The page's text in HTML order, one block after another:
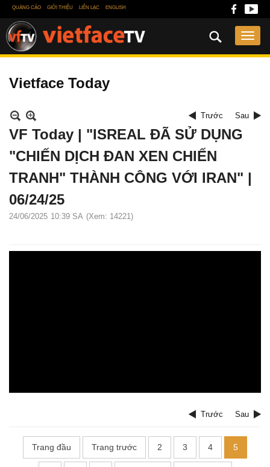
QUẢNG CÁO GIỚI THIỆU LIÊN LẠC ENGLISH
Vietface Today
Trước Sau
VF Today | "ISREAL ĐÃ SỬ DỤNG
"CHIẾN DỊCH ĐAN XEN CHIẾN
TRANH" THÀNH CÔNG VỚI IRAN" |
06/24/25
24/06/2025 10:39 SA (Xem: 14221)
Trước Sau
Trang đầu Trang trước 2 3 4 5